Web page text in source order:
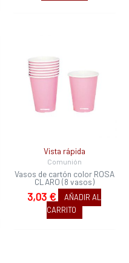
Vista rápida
Comunión
Vasos de cartón color ROSA
CLARO (8 vasos)
3,03 €
AÑADIR AL
CARRITO